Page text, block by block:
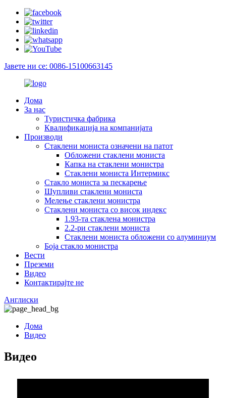
Јавете ни се: 0086-15100663145
Дома
За нас
Туристичка фабрика
Квалификација на компанијата
Производи
Стаклени мониста означени на патот
Обложени стаклени мониста
Капка на стаклени монистра
Стаклени мониста Интермикс
Стакло мониста за пескарење
Шупливи стаклени мониста
Мелење стаклени монистра
Стаклени мониста со висок индекс
1.93-та стаклена монистра
2.2-ри стаклени мониста
Стаклени мониста обложени со алуминиум
Боја стакло монистра
Вести
Преземи
Видео
Контактирајте не
Англиски
Дома
Видео
Видео